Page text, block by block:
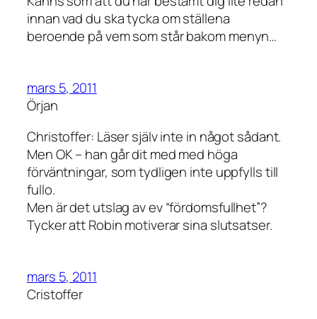
innan vad du ska tycka om ställena
beroende på vem som står bakom menyn…
mars 5, 2011
Örjan
Christoffer: Läser själv inte in något sådant.
Men OK – han går dit med med höga
förväntningar, som tydligen inte uppfylls till
fullo.
Men är det utslag av ev “fördomsfullhet”?
Tycker att Robin motiverar sina slutsatser.
mars 5, 2011
Cristoffer